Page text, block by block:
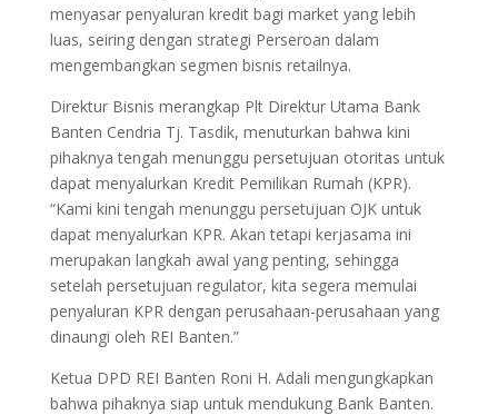
menyasar penyaluran kredit bagi market yang lebih
luas, seiring dengan strategi Perseroan dalam
mengembangkan segmen bisnis retailnya.
Direktur Bisnis merangkap Plt Direktur Utama Bank
Banten Cendria Tj. Tasdik, menuturkan bahwa kini
pihaknya tengah menunggu persetujuan otoritas untuk
dapat menyalurkan Kredit Pemilikan Rumah (KPR).
“Kami kini tengah menunggu persetujuan OJK untuk
dapat menyalurkan KPR. Akan tetapi kerjasama ini
merupakan langkah awal yang penting, sehingga
setelah persetujuan regulator, kita segera memulai
penyaluran KPR dengan perusahaan-perusahaan yang
dinaungi oleh REI Banten.”
Ketua DPD REI Banten Roni H. Adali mengungkapkan
bahwa pihaknya siap untuk mendukung Bank Banten.